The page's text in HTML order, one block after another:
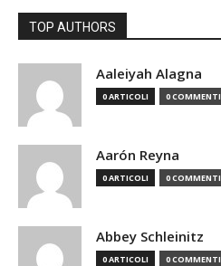
TOP AUTHORS
Aaleiyah Alagna
0 ARTICOLI 0 COMMENTI
Aarón Reyna
0 ARTICOLI 0 COMMENTI
Abbey Schleinitz
0 ARTICOLI 0 COMMENTI